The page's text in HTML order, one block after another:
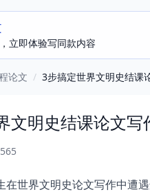
立即体验写同款内容
论文 / 3步搞定世界文明史结课
文明史结课论文写
在世界文明史论文写作中遭